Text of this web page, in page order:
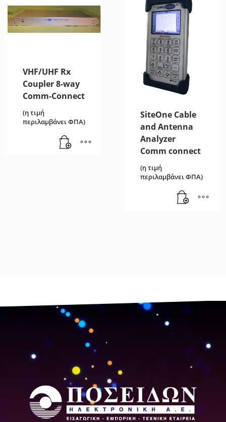
VHF/UHF Rx
Coupler 8-way
Comm-Connect
(η τιμή
περιλαμβάνει ΦΠΑ)
SiteOne Cable
and Antenna
Analyzer
Comm connect
(η τιμή
περιλαμβάνει ΦΠΑ)